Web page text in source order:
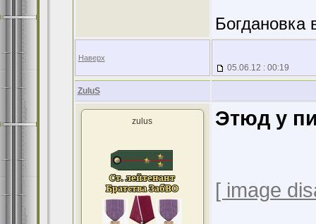
Наверх
05.06.12 : 00:19
ZuluS
zulus Этюд у
[ image